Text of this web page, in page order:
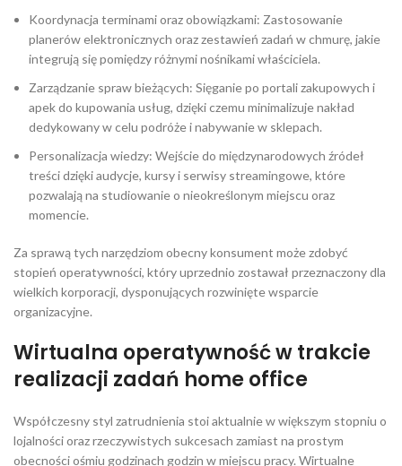
Koordynacja terminami oraz obowiązkami: Zastosowanie
planerów elektronicznych oraz zestawień zadań w chmurę, jakie
integrują się pomiędzy różnymi nośnikami właściciela.
Zarządzanie spraw bieżących: Sięganie po portali zakupowych i
apek do kupowania usług, dzięki czemu minimalizuje nakład
dedykowany w celu podróże i nabywanie w sklepach.
Personalizacja wiedzy: Wejście do międzynarodowych źródeł
treści dzięki audycje, kursy i serwisy streamingowe, które
pozwalają na studiowanie o nieokreślonym miejscu oraz
momencie.
Za sprawą tych narzędziom obecny konsument może zdobyć
stopień operatywności, który uprzednio zostawał przeznaczony dla
wielkich korporacji, dysponujących rozwinięte wsparcie
organizacyjne.
Wirtualna operatywność w trakcie
realizacji zadań home office
Współczesny styl zatrudnienia stoi aktualnie w większym stopniu o
lojalności oraz rzeczywistych sukcesach zamiast na prostym
obecności ośmiu godzinach godzin w miejscu pracy. Wirtualne